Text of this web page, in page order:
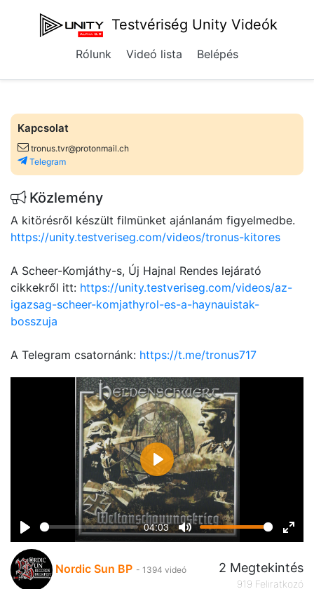
Testvériség Unity Videók
Rólunk Videó lista Belépés
Kapcsolat
tronus.tvr@protonmail.ch
Telegram
Közlemény
A kitörésről készült filmünket ajánlanám figyelmedbe.
https://unity.testveriseg.com/videos/tronus-kitores
A Scheer-Komjáthy-s, Új Hajnal Rendes lejárató
cikkekről itt: https://unity.testveriseg.com/videos/az-
igazsag-scheer-komjathyrol-es-a-haynauistak-
bosszuja
A Telegram csatornánk: https://t.me/tronus717
Play
04:03
Mute
Play
Nordic Sun BP - 1394 videó 2 Megtekintés
919 Feliratkozó